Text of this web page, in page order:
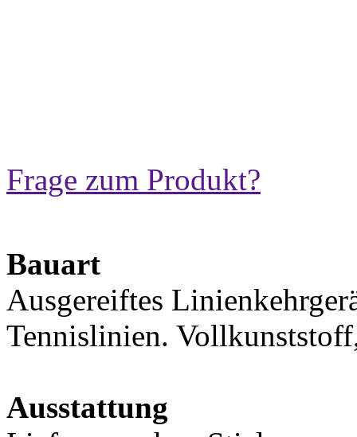
Frage zum Produkt?
Bauart
Ausgereiftes
Tennislinien.
Ausstattung